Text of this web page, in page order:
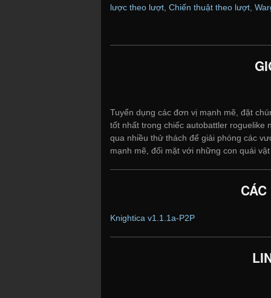
lược theo lượt Chiến thuật theo lượt
Tuyển dụng các đơn vị mạnh mẽ, đặt
tốt nhất trong chiếc autobattler roguelike
qua nhiều thử thách để giải phóng các
mạnh mẽ, đối mặt với những con quái
Knightica v1.1.1a-P2P